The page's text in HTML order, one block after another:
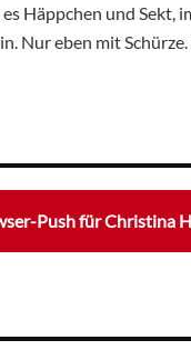
Häppchen und Sekt,
Nur eben mit
Push für Christina